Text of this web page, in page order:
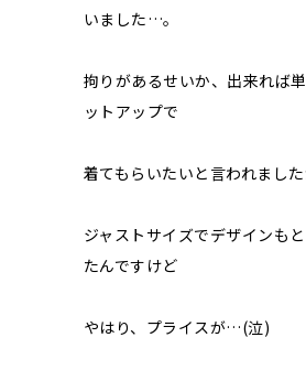
いました…。
拘りがあるせいか、出来れば
ットアップで
着てもらいたいと言われまし
ジャストサイズでデザインも
たんですけど
やはり、プライスが…(泣)